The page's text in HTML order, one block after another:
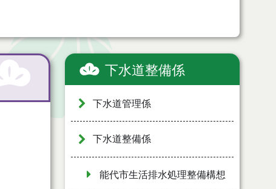
下水道整備係
下水道管理係
下水道整備係
能代市生活排水処理整備構想